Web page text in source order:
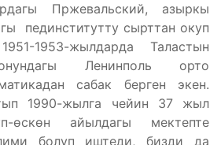
Пржевальский, азыркы
пединститутту сырттан окуп
1953-жылдарда Таластын
Ленинполь орто
сабак берген экен.
1990-жылга чейин 37 жыл
өскөн айылдагы мектепте
болуп иштеди, бизди да